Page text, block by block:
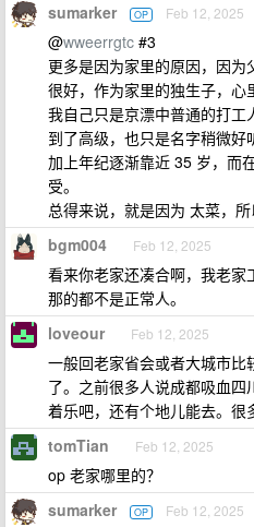
sumarker OP Feb 12, 2025
@wweerrgtc #3
更多是因为家里的原因，因
很好，作为家里的独生子，心
我自己只是京漂中普通的打
到了高级，也只是名字稍微好
加上年纪逐渐靠近 35 岁，而
受。
总得来说，就是因为 太菜，
bgm004 Feb 12, 2025
看来你老家还凑合啊，我老
那的都不是正常人。
loveour Feb 12, 2025
一般回老家省会或者大城市
了。之前很多人说成都吸血
着乐吧，还有个地儿能去。很
tomTian Feb 12, 2025
op 老家哪里的？
sumarker OP Feb 12, 2025